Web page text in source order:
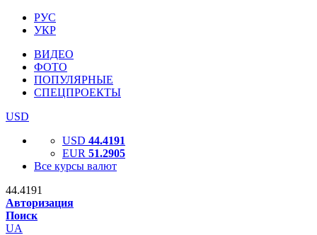
РУС
УКР
ВИДЕО
ФОТО
ПОПУЛЯРНЫЕ
СПЕЦПРОЕКТЫ
USD
USD 44.4191
EUR 51.2905
Все курсы валют
44.4191
Авторизация
Поиск
UA